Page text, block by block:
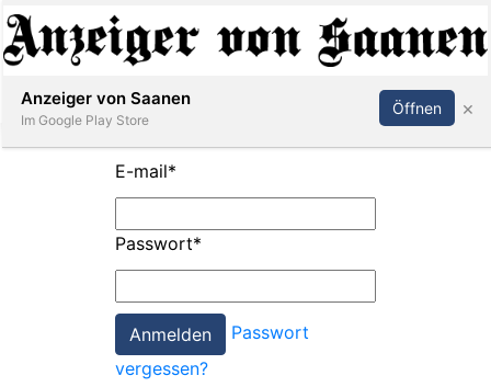
Abonnieren Anmelden
E-mail*
Passwort*
Passwort
vergessen?
Anzeiger von Saanen
Im Google Play Store
Öffnen ×